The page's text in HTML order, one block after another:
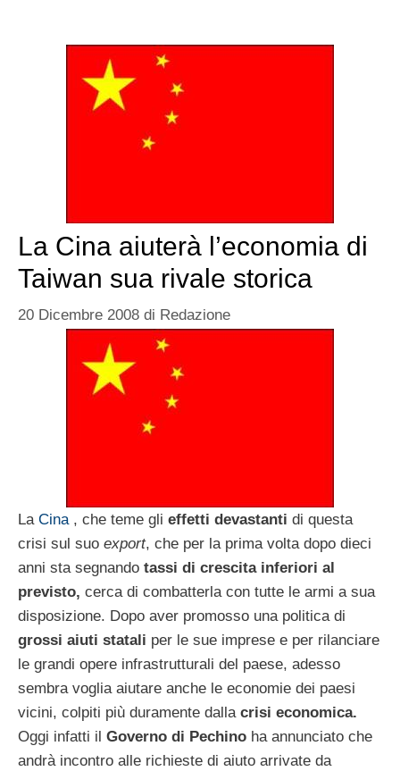
La Cina aiuterà l’economia di
Taiwan sua rivale storica
20 Dicembre 2008 di Redazione
La Cina, che teme gli effetti devastanti di questa
crisi sul suo export, che per la prima volta dopo dieci
anni sta segnando tassi di crescita inferiori al
previsto, cerca di combatterla con tutte le armi a sua
disposizione. Dopo aver promosso una politica di
grossi aiuti statali per le sue imprese e per rilanciare
le grandi opere infrastrutturali del paese, adesso
sembra voglia aiutare anche le economie dei paesi
vicini, colpiti più duramente dalla crisi economica.
Oggi infatti il Governo di Pechino ha annunciato che
andrà incontro alle richieste di aiuto arrivate da